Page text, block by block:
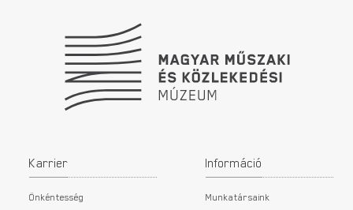
Karrier
Önkéntesség
Információ
Munkatársaink